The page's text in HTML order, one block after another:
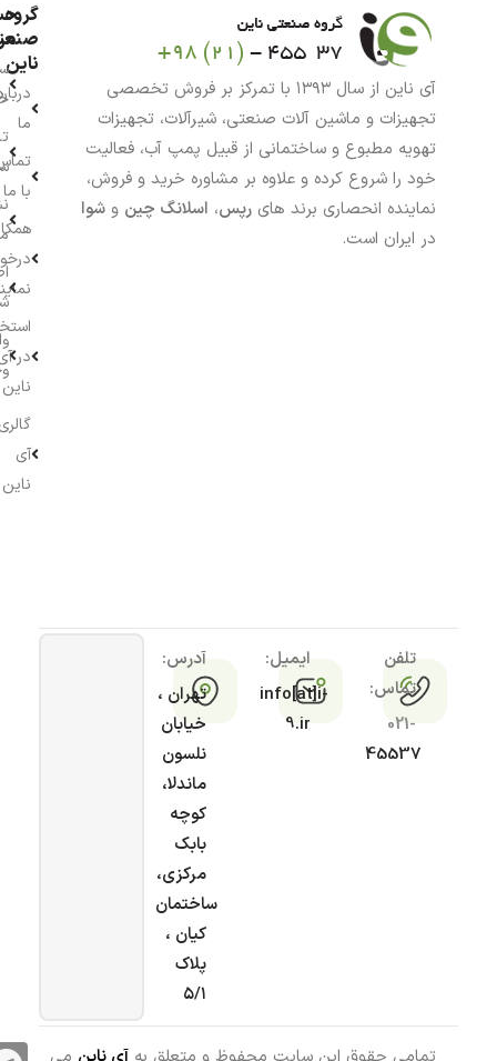
آی ناین از سال ۱۳۹۳ با تمرکز بر فروش تخصصی
تجهیزات و ماشین آلات صنعتی، شیرآلات، تجهیزات
تهویه مطبوع و ساختمانی از قبیل پمپ آب، فعالیت
خود را شروع کرده و علاوه بر مشاوره خرید و فروش،
نماینده انحصاری برند های رپس، اسلانگ چین و شوا
در ایران است.
گروه
ناین
ما
با ما
در
ناین
آی
ناین
تلفن
تماس:
021-
45537
ایمیل:
info[at]i-
9.ir
آدرس:
تهران ،
خیابان
نلسون
ماندلا،
کوچه
بابک
مرکزی،
ساختمان
کیان ،
پلاک
۵/۱